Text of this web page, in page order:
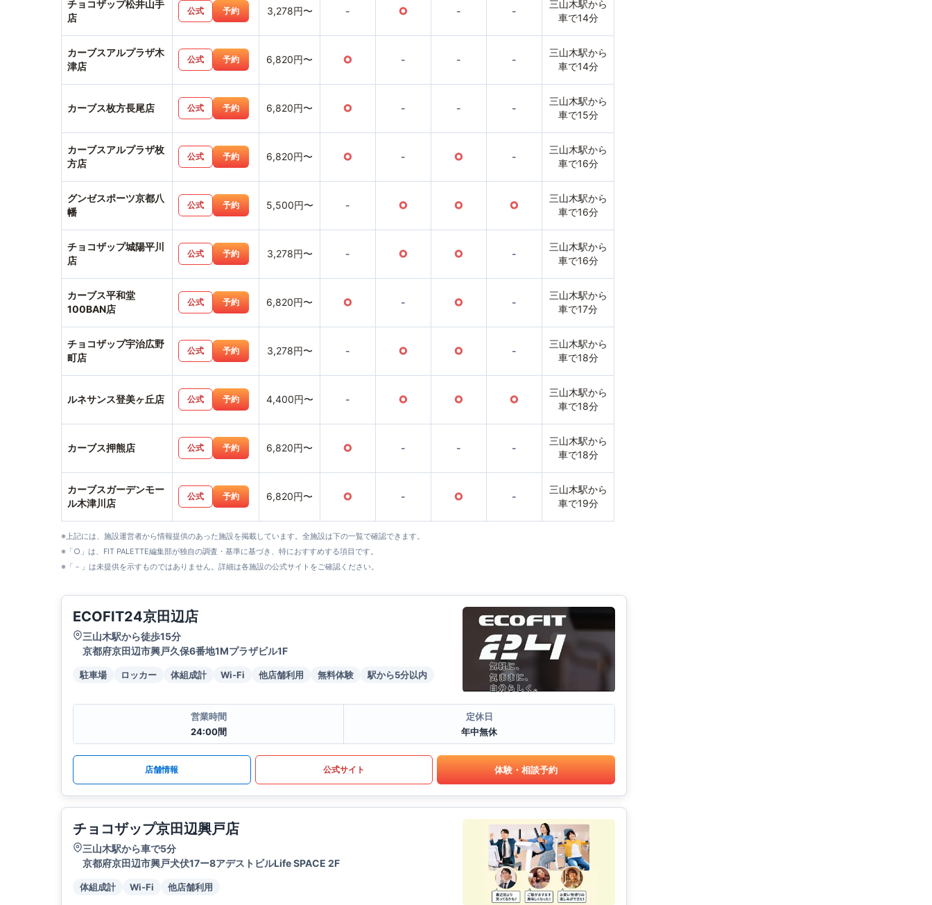
チョコザップ松井山手
店
公式 予約 3,278円〜 - ○ - -
三山木駅から
車で14分
カーブスアルプラザ木
津店
公式 予約 6,820円〜 ○ - - -
三山木駅から
車で14分
カーブス枚方長尾店 公式 予約 6,820円〜 ○ - - -
三山木駅から
車で15分
カーブスアルプラザ枚
方店
公式 予約 6,820円〜 ○ - ○ -
三山木駅から
車で16分
グンゼスポーツ京都八
幡
公式 予約 5,500円〜 - ○ ○ ○
三山木駅から
車で16分
チョコザップ城陽平川
店
公式 予約 3,278円〜 - ○ ○ -
三山木駅から
車で16分
カーブス平和堂
100BAN店
公式 予約 6,820円〜 ○ - ○ -
三山木駅から
車で17分
チョコザップ宇治広野
町店
公式 予約 3,278円〜 - ○ ○ -
三山木駅から
車で18分
ルネサンス登美ヶ丘店 公式 予約 4,400円〜 - ○ ○ ○
三山木駅から
車で18分
カーブス押熊店 公式 予約 6,820円〜 ○ - - -
三山木駅から
車で18分
カーブスガーデンモー
ル木津川店
公式 予約 6,820円〜 ○ - ○ -
三山木駅から
車で19分
※上記には、施設運営者から情報提供のあった施設を掲載しています。全施設は下の一覧で確認できます。
※「○」は、FIT PALETTE編集部が独自の調査・基準に基づき、特におすすめする項目です。
※「－」は未提供を示すものではありません。詳細は各施設の公式サイトをご確認ください。
ECOFIT24京田辺店
三山木駅から徒歩15分
京都府京田辺市興戸久保6番地1Mプラザビル1F
駐車場 ロッカー 体組成計 Wi-Fi 他店舗利用 無料体験 駅から5分以内
営業時間
24:00間
定休日
年中無休
店舗情報 公式サイト 体験・相談予約
チョコザップ京田辺興戸店
三山木駅から車で5分
京都府京田辺市興戸犬伏17ー8アデストビルLife SPACE 2F
体組成計 Wi-Fi 他店舗利用